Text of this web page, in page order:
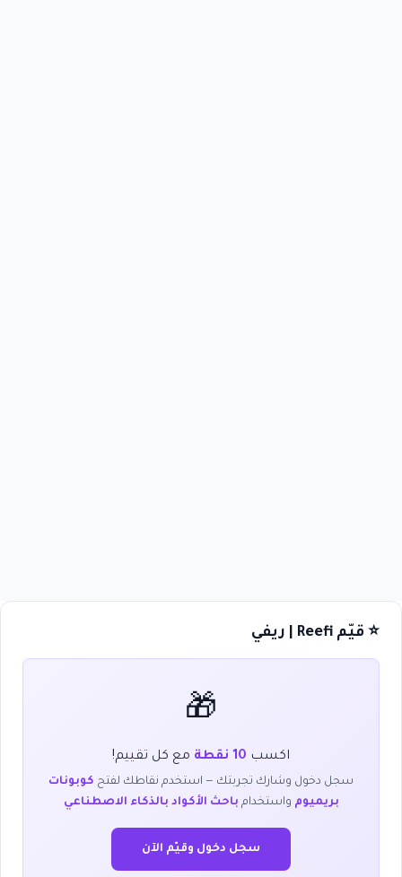
⭐ قيّم Reefi | ريفي
🎁
اكسب 10 نقطة مع كل تقييم!
سجل دخول وشارك تجربتك — استخدم نقاطك لفتح كوبونات
بريميوم واستخدام باحث الأكواد بالذكاء الاصطناعي
سجل دخول وقيّم الآن